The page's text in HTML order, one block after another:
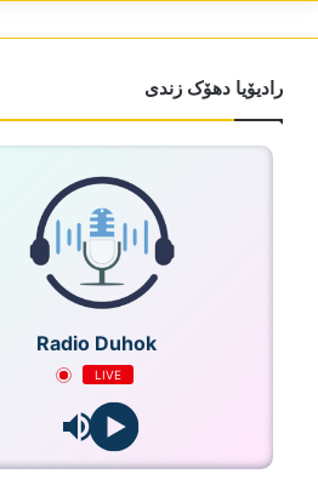
رادیۆیا دھۆک زندی
Radio Duhok
LIVE